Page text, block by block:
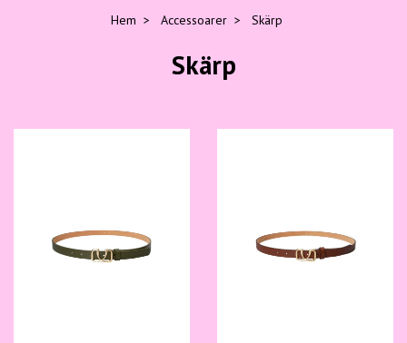
Hem Accessoarer Skärp
Skärp